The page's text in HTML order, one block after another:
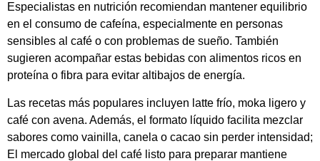
Especialistas en nutrición recomiendan mantener equilibrio
en el consumo de cafeína, especialmente en personas
sensibles al café o con problemas de sueño. También
sugieren acompañar estas bebidas con alimentos ricos en
proteína o fibra para evitar altibajos de energía.
Las recetas más populares incluyen latte frío, moka ligero y
café con avena. Además, el formato líquido facilita mezclar
sabores como vainilla, canela o cacao sin perder intensidad;
El mercado global del café listo para preparar mantiene